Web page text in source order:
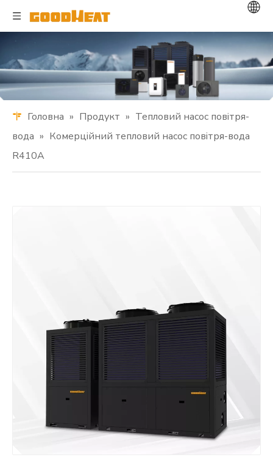
Головна » Продукт » Тепловий насос повітря-
вода » Комерційний тепловий насос повітря-вода
R410A